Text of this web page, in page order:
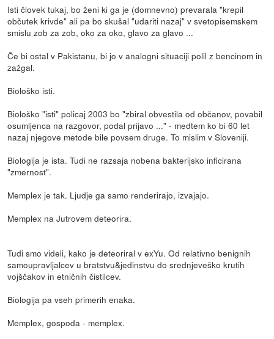
Isti človek tukaj, bo ženi ki ga je (domnevno) prevarala "krepil
občutek krivde" ali pa bo skušal "udariti nazaj" v svetopisemskem
smislu zob za zob, oko za oko, glavo za glavo ...
Če bi ostal v Pakistanu, bi jo v analogni situaciji polil z bencinom in
zažgal.
Biološko isti.
Biološko "isti" policaj 2003 bo "zbiral obvestila od občanov, povabil
osumljenca na razgovor, podal prijavo ..." - medtem ko bi 60 let
nazaj njegove metode bile povsem druge. To mislim v Sloveniji.
Biologija je ista. Tudi ne razsaja nobena bakterijsko inficirana
"zmernost".
Memplex je tak. Ljudje ga samo renderirajo, izvajajo.
Memplex na Jutrovem deteorira.
Tudi smo videli, kako je deteoriral v exYu. Od relativno benignih
samoupravljalcev u bratstvu&jedinstvu do srednjeveško krutih
vojščakov in etničnih čistilcev.
Biologija pa vseh primerih enaka.
Memplex, gospoda - memplex.